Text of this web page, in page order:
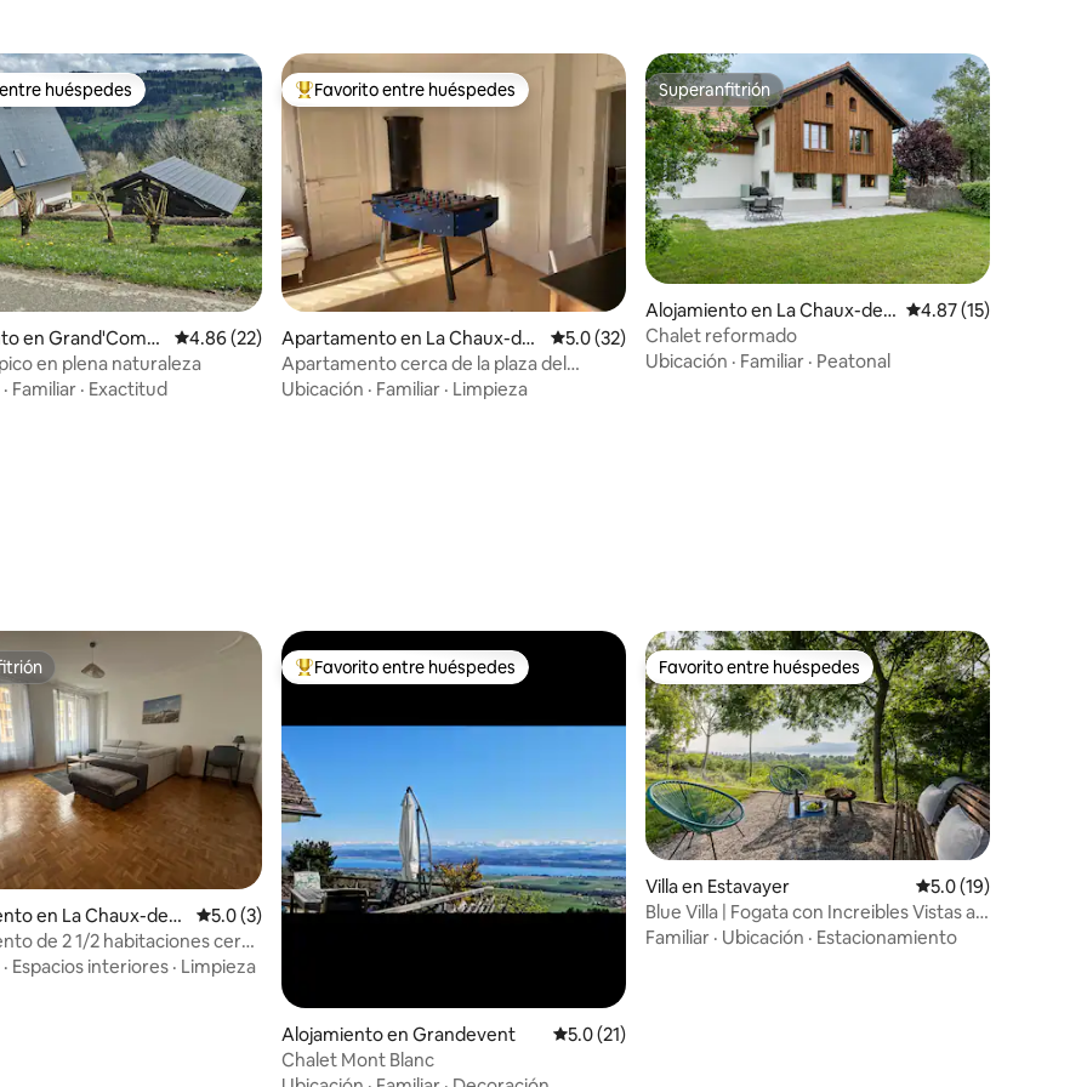
de 5, 60 reseñas
huéspedes
huéspedes
en Grand'Comb
Calificación promedio: 4.86 de 5, 22 reseñas
4.86 (22)
en plena naturaleza
· Familiar · Exactitud
Favorito entre huéspedes preferido
Favorito entre huéspedes
Apartamento en La Chaux-de-
Fonds
Calificación promedio: 5.0 de 5, 32 reseñas
5.0 (32)
Apartamento cerca de la plaza del
mercado
Ubicación · Familiar · Limpieza
Superanfitrión
Superanfitrión
Alojamiento en La Chaux-de-
Fonds
Calificación
4.87 (15)
Chalet reformado
Ubicación · Familiar · Peatonal
de 5, 40 reseñas
en La Chaux-de-F
Calificación promedio: 5.0 de 5, 3 reseñas
5.0 (3)
de 2 1/2 habitaciones cerca
de tren
· Espacios interiores · Limpieza
Favorito entre huéspedes preferido
Favorito entre huéspedes
Alojamiento en Grandevent Calificación promedio: 5.0 de 5, 21 reseñas
5.0 (21)
Chalet Mont Blanc
Favorito entre huéspedes
Favorito entre huéspedes
Villa en Estavayer Calificación
5.0 (19)
Blue Villa | Fogata con Increibles Vistas al
Lago
Familiar · Ubicación · Estacionamiento